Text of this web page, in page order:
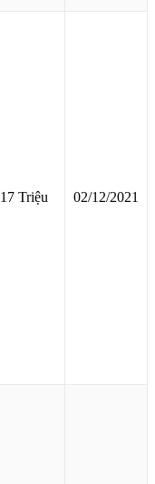
17 Triệu 02/12/2021